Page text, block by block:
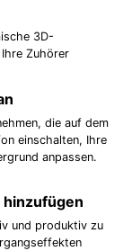
3D-
Zuhörer
die auf dem
einschalten, Ihre
anpassen.
und produktiv zu